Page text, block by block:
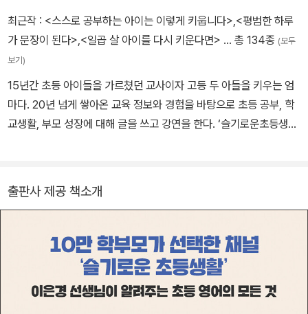
최근작 : <스스로 공부하는 아이는 이렇게 키웁니다> <평범한 하루
가 문장이 된다> <일곱 살 아이를 다시 키운다면> … 총 134종 (모두
보기)
15년간 초등 아이들을 가르쳤던 교사이자 고등 두 아들을 키우는 엄
마다. 20년 넘게 쌓아온 교육 정보와 경험을 바탕으로 초등 공부, 학
교생활, 부모 성장에 대해 글을 쓰고 강연을 한다. ‘슬기로운초등생
일력 365》, 《부모의 말 공부》, 《나는 다정한 관찰자가 되기로 했다》,
루가 문장이 된다》 등 80여 권이 있으며 번역한 책으로는 《무례한 친
구가 생겼어요》, 《작은 걱정이 마음속에 살아요》 등이 있다.
출판사 제공 책소개